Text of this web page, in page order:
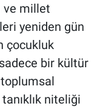
ve millet
yeniden gün
çocukluk
bir kültür
toplumsal
niteliği